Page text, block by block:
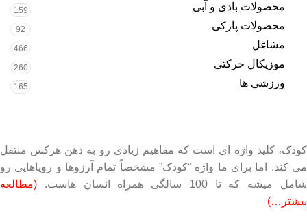
محصولات بادی و آبی 159
محصولات پارکی 92
مشاغل 466
موزیکال حرکتی 260
ورزشی ها 165
کودک، کلید واژه ای است که مفاهیم زیادی رو به ذهن هرکس منتقل
می کند. اما برای ما واژه “کودک” مشخصاً تمام آرزوها و رویاهایی رو
شامل میشه که تا 100 سالگی همراه انسان هاست.
(مطالعه
بیشتر…)